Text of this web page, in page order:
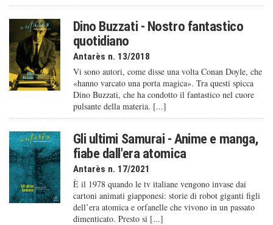
Dino Buzzati - Nostro fantastico
quotidiano
Antarès n. 13/2018
Vi sono autori, come disse una volta Conan Doyle, che
«hanno varcato una porta magica». Tra questi spicca
Dino Buzzati, che ha condotto il fantastico nel cuore
pulsante della materia. [...]
Gli ultimi Samurai - Anime e manga,
fiabe dall'era atomica
Antarès n. 17/2021
È il 1978 quando le tv italiane vengono invase dai
cartoni animati giapponesi: storie di robot giganti figli
dell’era atomica e orfanelle che vivono in un passato
dimenticato. Presto si [...]